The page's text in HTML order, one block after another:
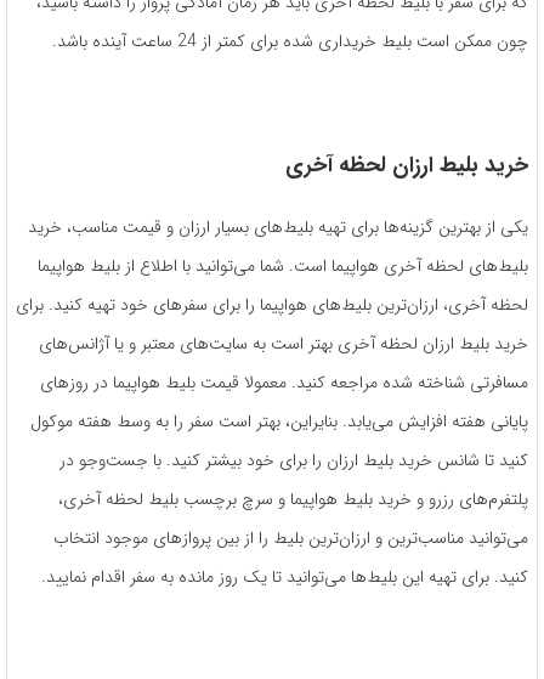
چون ممکن است بلیط خریداری شده برای کمتر از 24 ساعت آینده باشد.
خرید بلیط ارزان لحظه آخری
یکی از بهترین گزینه‌ها برای تهیه بلیط‌های بسیار ارزان و قیمت مناسب، خرید
بلیط‌های لحظه آخری هواپیما است. شما می‌توانید با اطلاع از بلیط هواپیما
لحظه آخری، ارزان‌ترین بلیط‌های هواپیما را برای سفرهای خود تهیه کنید. برای
خرید بلیط ارزان لحظه آخری بهتر است به سایت‌های معتبر و یا آژانس‌های
مسافرتی شناخته شده مراجعه کنید. معمولا قیمت بلیط هواپیما در روزهای
پایانی هفته افزایش می‌یابد. بنایراین، بهتر است سفر را به وسط هفته موکول
کنید تا شانس خرید بلیط ارزان را برای خود بیشتر کنید. با جست‌وجو در
پلتفرم‌های رزرو و خرید بلیط هواپیما و سرچ برچسب بلیط لحظه آخری،
می‌توانید مناسب‌ترین و ارزان‌ترین بلیط را از بین پروازهای موجود انتخاب
کنید. برای تهیه این بلیط‌ها می‌توانید تا یک روز مانده به سفر اقدام نمایید.